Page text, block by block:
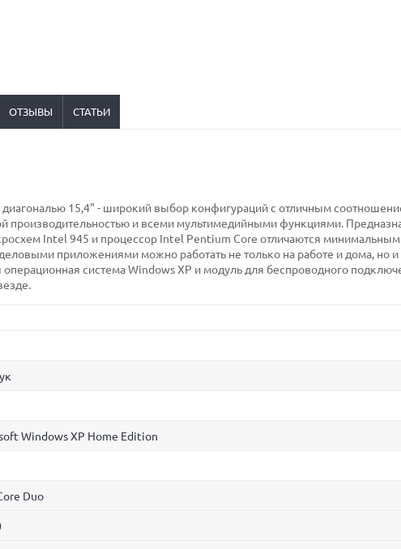
ОТЗЫВЫ СТАТЬИ
15,4" - широкий выбор конфигураций с отличным
производительностью и всеми мультимедийными функциями.
Intel 945 и процессор Intel Pentium Core отличаются минимальным
приложениями можно работать не только на работе и дома, но
система Windows XP и модуль для беспроводного
Windows XP Home Edition
Duo